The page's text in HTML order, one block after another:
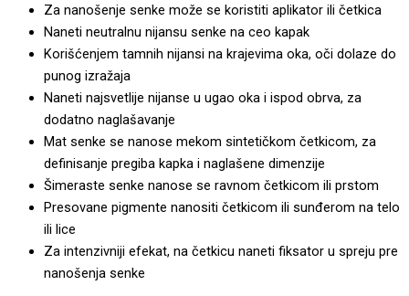
Za nanošenje senke može se koristiti aplikator ili četkica
Naneti neutralnu nijansu senke na ceo kapak
Korišćenjem tamnih nijansi na krajevima oka, oči dolaze do
punog izražaja
Naneti najsvetlije nijanse u ugao oka i ispod obrva, za
dodatno naglašavanje
Mat senke se nanose mekom sintetičkom četkicom, za
definisanje pregiba kapka i naglašene dimenzije
Šimeraste senke nanose se ravnom četkicom ili prstom
Presovane pigmente nanositi četkicom ili sunđerom na telo
ili lice
Za intenzivniji efekat, na četkicu naneti fiksator u spreju pre
nanošenja senke